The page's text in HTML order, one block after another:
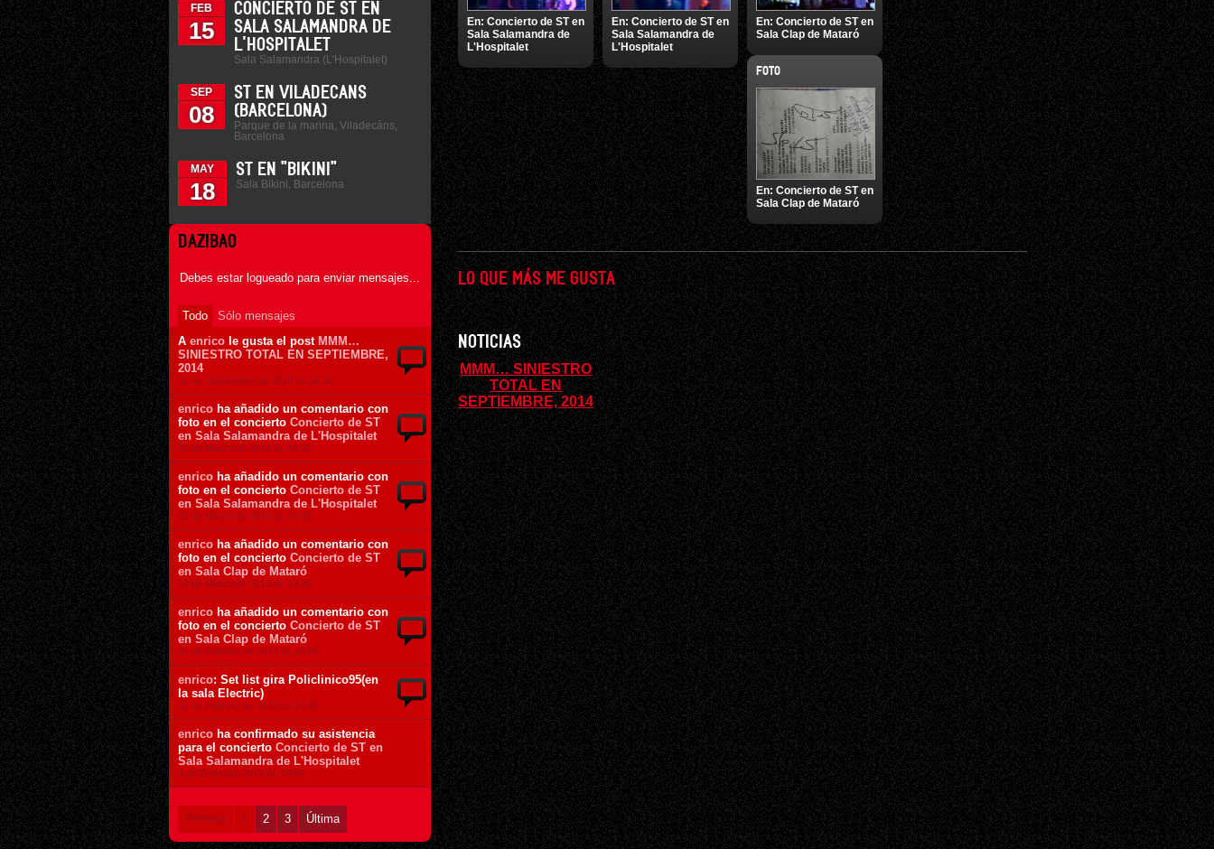
FEB
15
CONCIERTO DE ST EN
SALA SALAMANDRA DE
L'HOSPITALET
Sala Salamandra (L'Hospitalet)
SEP
08
ST EN VILADECANS
(BARCELONA)
Parque de la marina, Viladecáns,
Barcelona
MAY
18
ST EN "BIKINI"
Sala Bikini, Barcelona
DAZIBAO
Debes estar logueado para enviar mensajes...
Todo
Sólo mensajes
A enrico le gusta el post MMM…
SINIESTRO TOTAL EN SEPTIEMBRE,
2014
12 de Septiembre de 2014 ás 14:19
enrico ha añadido un comentario con
foto en el concierto Concierto de ST
en Sala Salamandra de L'Hospitalet
22 de Marzo de 2013 ás 14:30
enrico ha añadido un comentario con
foto en el concierto Concierto de ST
en Sala Salamandra de L'Hospitalet
22 de Marzo de 2013 ás 14:30
enrico ha añadido un comentario con
foto en el concierto Concierto de ST
en Sala Clap de Mataró
15 de Marzo de 2013 ás 14:30
enrico ha añadido un comentario con
foto en el concierto Concierto de ST
en Sala Clap de Mataró
22 de Febrero de 2013 ás 14:08
enrico: Set list gira Policlinico95(en
la sala Electric)
22 de Febrero de 2013 ás 14:05
enrico ha confirmado su asistencia
para el concierto Concierto de ST en
Sala Salamandra de L'Hospitalet
9 de Enero de 2013 ás 14:53
Primera 1 2 3 Última
En: Concierto de ST en
Sala Salamandra de
L'Hospitalet
En: Concierto de ST en
Sala Salamandra de
L'Hospitalet
En: Concierto de ST en
Sala Clap de Mataró
FOTO
En: Concierto de ST en
Sala Clap de Mataró
LO QUE MÁS ME GUSTA
NOTICIAS
MMM… SINIESTRO
TOTAL EN
SEPTIEMBRE, 2014